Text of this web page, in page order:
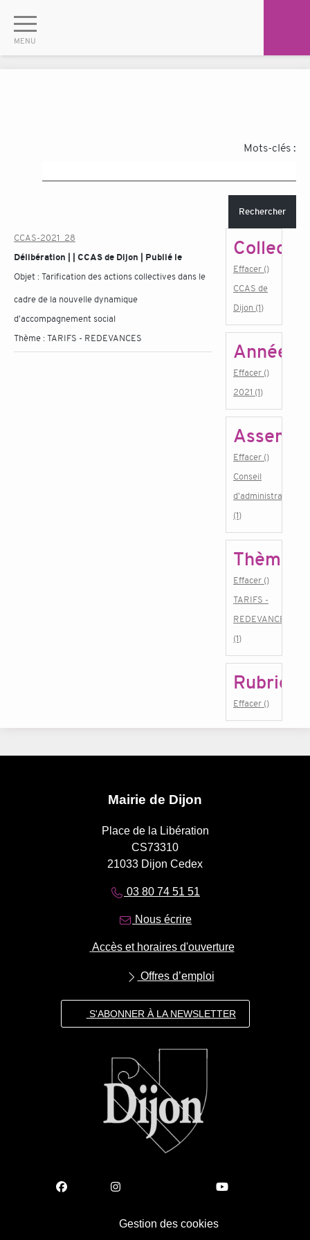
Mots-clés :
Rechercher
CCAS-2021_28
Délibération | | CCAS de Dijon | Publié le
Objet :Tarification des actions collectives dans le
cadre de la nouvelle dynamique
d'accompagnement social
Thème :TARIFS - REDEVANCES
Effacer ()
CCAS de
Dijon (1)
Année
Effacer ()
2021 (1)
Effacer ()
Conseil
d'administration
(1)
Thème
Effacer ()
TARIFS -
REDEVANCES
(1)
Rubrique
Effacer ()
Mairie de Dijon
Place de la Libération
CS73310
21033 Dijon Cedex
03 80 74 51 51
Nous écrire
Accès et horaires d'ouverture
Offres d’emploi
S'ABONNER À LA NEWSLETTER
Gestion des cookies